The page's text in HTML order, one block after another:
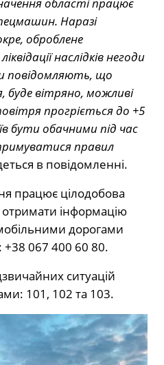
області працює
Наразі
оброблене
наслідків негоди
що
буде вітряно, можливі
прогріється до +5
бути обачними під час
правил
в повідомленні.
працює цілодобова
отримати інформацію
дорогами
067 400 60 80.
ситуацій
101, 102 та 103.